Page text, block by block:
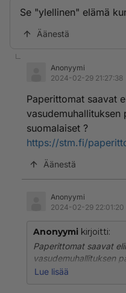
Se "ylellinen" elämä
Äänestä
Anonyymi
2024-02-29 21:27:38
Paperittomat saavat
vasudemuhallituksen
suomalaiset ?
https://stm.fi/
Äänestä
Anonyymi
2024-02-29 22:01:20
Anonyymi kirjoitti:
Paperittomat saavat
vasudemuhallituksen
suomalaiset ?
Lue lisää